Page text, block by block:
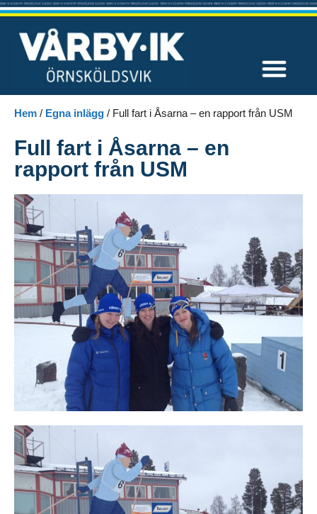
Hem / Egna inlägg / Full fart i Åsarna – en rapport från USM
Full fart i Åsarna – en
rapport från USM